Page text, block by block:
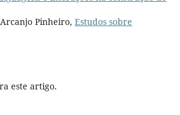
Pinheiro, Estudos sobre
este artigo.